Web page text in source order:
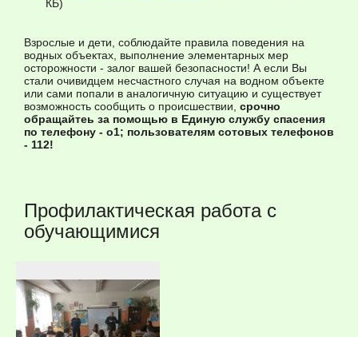
КБ)
Взрослые и дети, соблюдайте правила поведения на
водных объектах, выполнение элементарных мер
осторожности - залог вашей безопасности! А если Вы
стали очивидцем несчастного случая на водном объекте
или сами попали в аналогичную ситуацию и существует
возможность сообщить о происшествии, срочно
обращайтеь за помощью в Единую службу спасения
по телефону - о1; пользователям сотовых телефонов
- 112!
Профилактическая работа с
обучающимися